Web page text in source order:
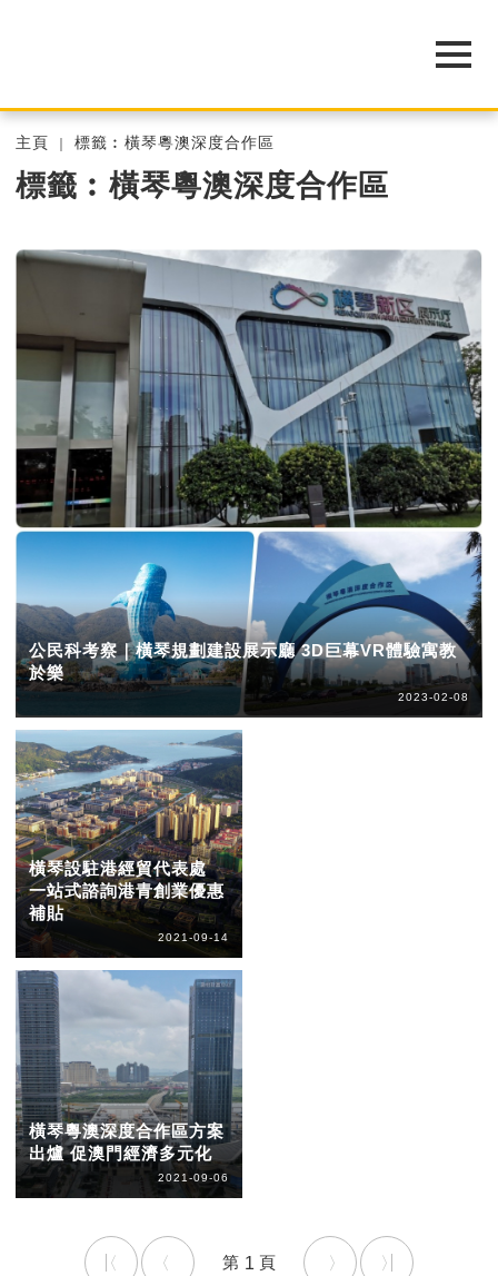
主頁 標籤︰橫琴粵澳深度合作區
標籤︰橫琴粵澳深度合作區
公民科考察｜橫琴規劃建設展示廳 3D巨幕VR體驗寓教
於樂
2023-02-08
橫琴設駐港經貿代表處
一站式諮詢港青創業優惠
補貼
2021-09-14
橫琴粵澳深度合作區方案
出爐 促澳門經濟多元化
2021-09-06
1